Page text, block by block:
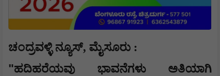
ಚಂದ್ರವಳ್ಳಿ ನ್ಯೂಸ್, ಮೈಸೂರು :
"ಹದಿಹರೆಯವು ಭಾವನೆಗಳು ಅತಿಯಾಗಿ